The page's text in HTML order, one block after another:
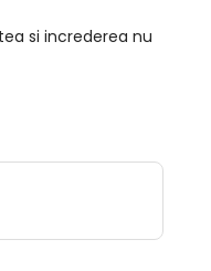
si increderea nu